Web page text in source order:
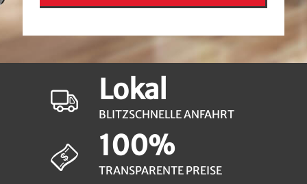
Lokal
BLITZSCHNELLE ANFAHRT
100%
TRANSPARENTE PREISE